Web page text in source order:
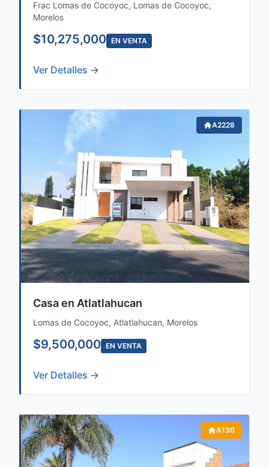
Frac Lomas de Cocoyoc, Lomas de Cocoyoc,
Morelos
$10,275,000 EN VENTA
Ver Detalles →
A2228
Casa en Atlatlahucan
Lomas de Cocoyoc, Atlatlahucan, Morelos
$9,500,000 EN VENTA
Ver Detalles →
A130